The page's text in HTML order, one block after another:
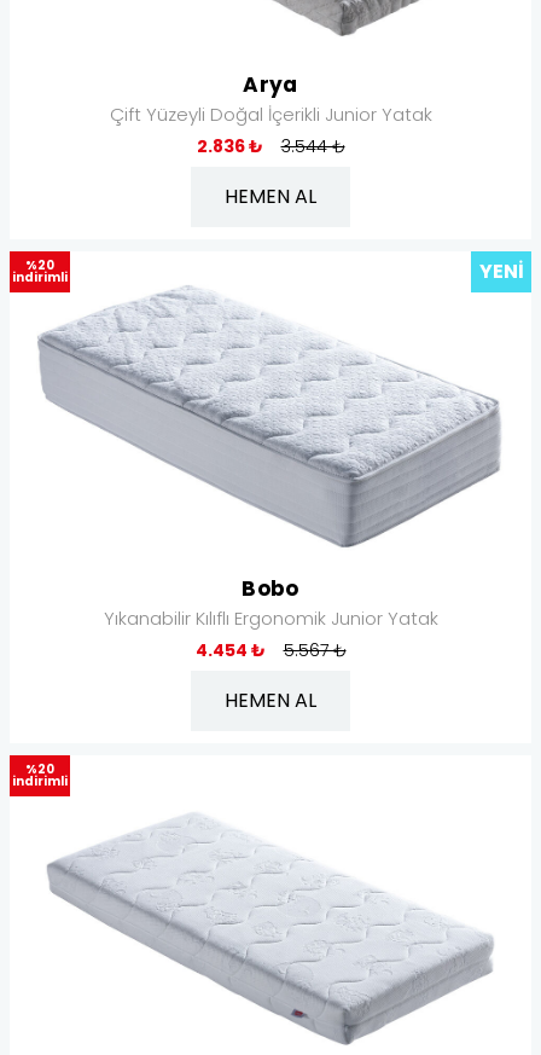
Arya
Çift Yüzeyli Doğal İçerikli Junior Yatak
2.836 ₺ 3.544 ₺
HEMEN AL
YENI
%20
indirimli
Bobo
Yıkanabilir Kılıflı Ergonomik Junior Yatak
4.454 ₺ 5.567 ₺
HEMEN AL
%20
indirimli